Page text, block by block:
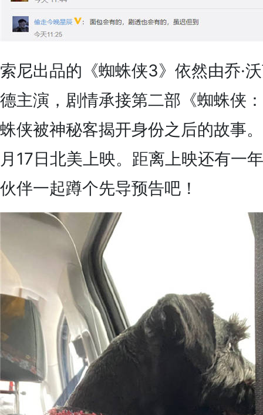
索尼出品的《蜘蛛侠3》依然由乔·
德主演，剧情承接第二部《蜘蛛侠
蛛侠被神秘客揭开身份之后的故事
月17日北美上映。距离上映还有一
伙伴一起蹲个先导预告吧！